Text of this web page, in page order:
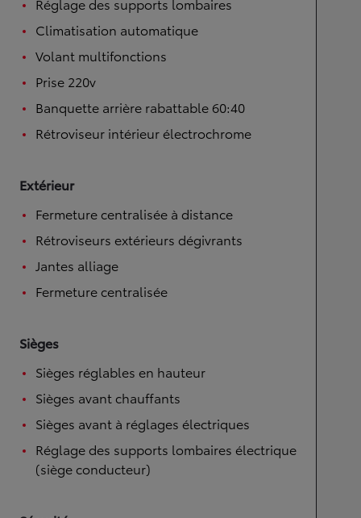
Climatisation automatique
Volant multifonctions
Prise 220v
Banquette arrière rabattable 60:40
Rétroviseur intérieur électrochrome
Extérieur
Fermeture centralisée à distance
Rétroviseurs extérieurs dégivrants
Jantes alliage
Fermeture centralisée
Sièges
Sièges réglables en hauteur
Sièges avant chauffants
Sièges avant à réglages électriques
Réglage des supports lombaires électrique
(siège conducteur)